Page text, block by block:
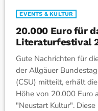
EVENTS & KULTUR
20.000 Euro für
Literaturfestival
Gute Nachrichten für
der Allgäuer
(CSU) mitteilt, erhält
Höhe von 20.000 Euro
"Neustart Kultur".